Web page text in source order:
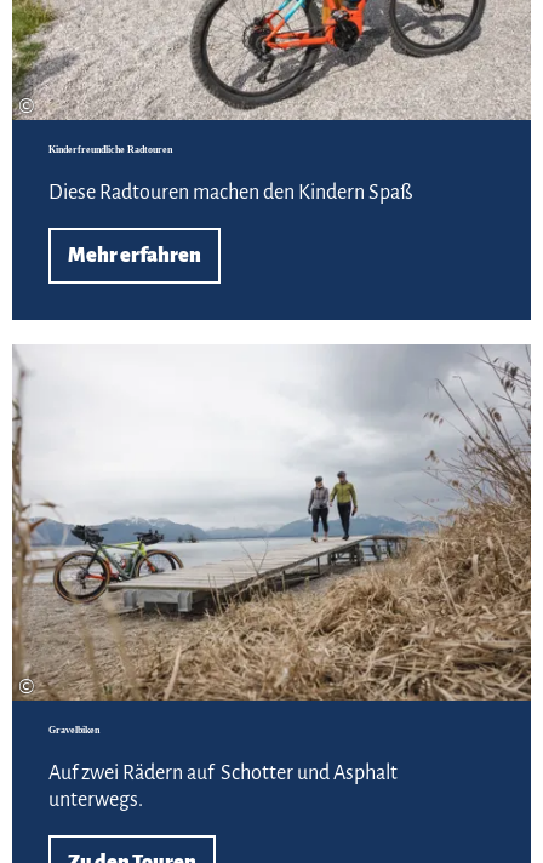
©
Kinderfreundliche Radtouren
Diese Radtouren machen den Kindern Spaß
Mehr erfahren
©
Gravelbiken
Auf zwei Rädern auf Schotter und Asphalt
unterwegs.